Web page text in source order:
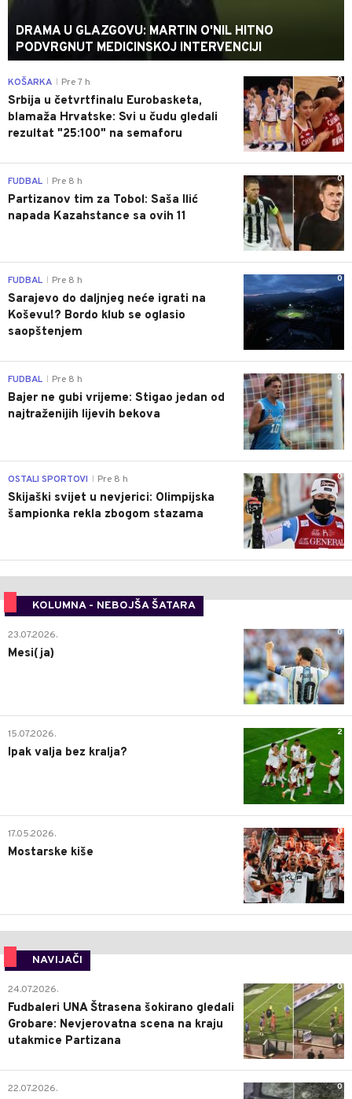
DRAMA U GLAZGOVU: MARTIN O'NIL HITNO
PODVRGNUT MEDICINSKOJ INTERVENCIJI
0
KOŠARKA Pre 7 h
Srbija u četvrtfinalu Eurobasketa,
blamaža Hrvatske: Svi u čudu gledali
rezultat "25:100" na semaforu
0
FUDBAL Pre 8 h
Partizanov tim za Tobol: Saša Ilić
napada Kazahstance sa ovih 11
0
FUDBAL Pre 8 h
Sarajevo do daljnjeg neće igrati na
Koševu!? Bordo klub se oglasio
saopštenjem
0
FUDBAL Pre 8 h
Bajer ne gubi vrijeme: Stigao jedan od
najtraženijih lijevih bekova
0
OSTALI SPORTOVI Pre 8 h
Skijaški svijet u nevjerici: Olimpijska
šampionka rekla zbogom stazama
KOLUMNA - NEBOJŠA ŠATARA
0
23.07.2026.
Mesi(ja)
2
15.07.2026.
Ipak valja bez kralja?
0
17.05.2026.
Mostarske kiše
NAVIJAČI
0
24.07.2026.
Fudbaleri UNA Štrasena šokirano gledali
Grobare: Nevjerovatna scena na kraju
utakmice Partizana
0
22.07.2026.